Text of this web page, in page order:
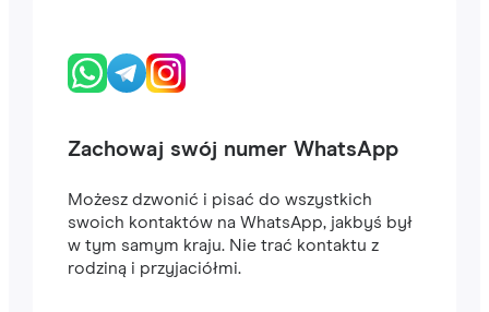
Zachowaj swój numer WhatsApp
Możesz dzwonić i pisać do wszystkich
swoich kontaktów na WhatsApp, jakbyś był
w tym samym kraju. Nie trać kontaktu z
rodziną i przyjaciółmi.